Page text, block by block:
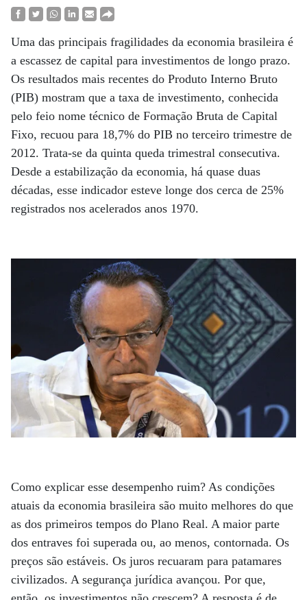
Uma das principais fragilidades da economia brasileira é
a escassez de capital para investimentos de longo prazo.
Os resultados mais recentes do Produto Interno Bruto
(PIB) mostram que a taxa de investimento, conhecida
pelo feio nome técnico de Formação Bruta de Capital
Fixo, recuou para 18,7% do PIB no terceiro trimestre de
2012. Trata-se da quinta queda trimestral consecutiva.
Desde a estabilização da economia, há quase duas
décadas, esse indicador esteve longe dos cerca de 25%
registrados nos acelerados anos 1970.
Como explicar esse desempenho ruim? As condições
atuais da economia brasileira são muito melhores do que
as dos primeiros tempos do Plano Real. A maior parte
dos entraves foi superada ou, ao menos, contornada. Os
preços são estáveis. Os juros recuaram para patamares
civilizados. A segurança jurídica avançou. Por que,